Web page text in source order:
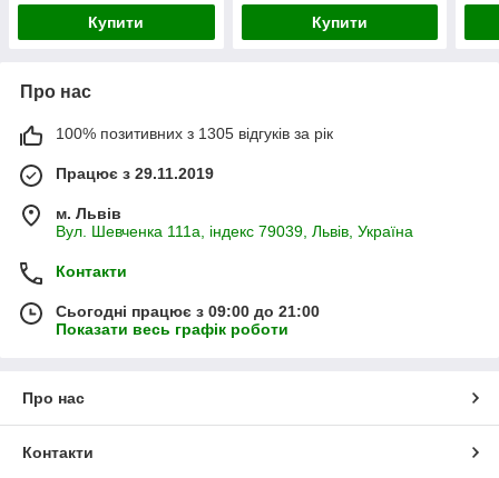
Купити Купити
Про нас
100% позитивних з 1305 відгуків за рік
Працює з 29.11.2019
м. Львів
Вул. Шевченка 111а, індекс 79039, Львів, Україна
Контакти
Сьогодні працює з 09:00 до 21:00
Показати весь графік роботи
Про нас
Контакти